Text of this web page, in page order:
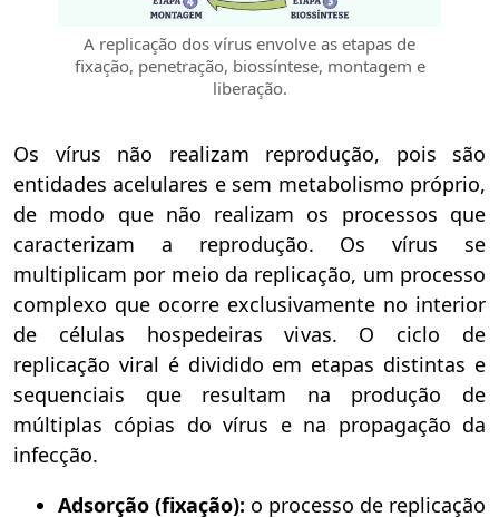
A replicação dos vírus envolve as etapas de
fixação, penetração, biossíntese, montagem e
liberação.
Os vírus não realizam reprodução, pois são
entidades acelulares e sem metabolismo próprio,
de modo que não realizam os processos que
caracterizam a reprodução. Os vírus se
multiplicam por meio da replicação, um processo
complexo que ocorre exclusivamente no interior
de células hospedeiras vivas. O ciclo de
replicação viral é dividido em etapas distintas e
sequenciais que resultam na produção de
múltiplas cópias do vírus e na propagação da
infecção.
Adsorção (fixação): o processo de replicação